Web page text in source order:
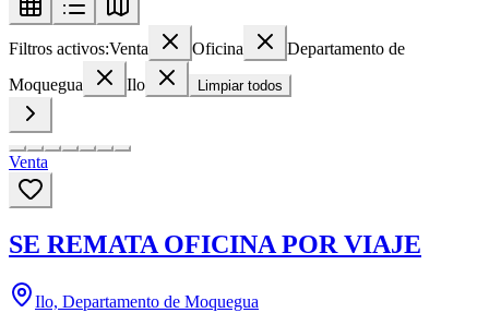
Filtros activos:Venta Oficina
Departamento de
Moquegua
Ilo Limpiar todos
Venta
SE REMATA OFICINA POR VIAJE
Ilo, Departamento de Moquegua